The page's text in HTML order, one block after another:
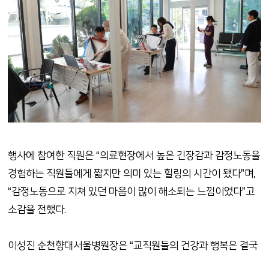
행사에 참여한 직원은“의료현장에서 높은 긴장감과 감정노동을
경험하는 직원들에게 짧지만 의미 있는 힐링의 시간이 됐다”며,
“감정노동으로 지쳐 있던 마음이 많이 해소되는 느낌이었다”고
소감을 전했다.
이성진 순천향대서울병원장은“교직원들의 건강과 행복은 결국